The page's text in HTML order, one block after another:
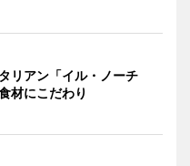
リアン「イル・ノーチ
材にこだわり